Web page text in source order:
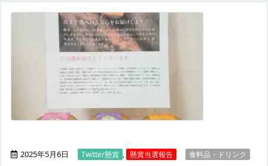
2025年5月6日 Twitter懸賞 , 懸賞当選報告 食料品・ドリンク